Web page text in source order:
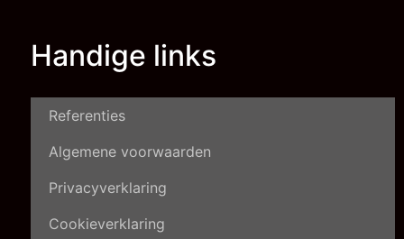
Handige links
Referenties
Algemene voorwaarden
Privacyverklaring
Cookieverklaring